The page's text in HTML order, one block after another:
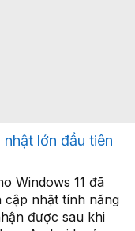
lớn đầu tiên
Windows 11 đã
nhật tính năng
được sau khi